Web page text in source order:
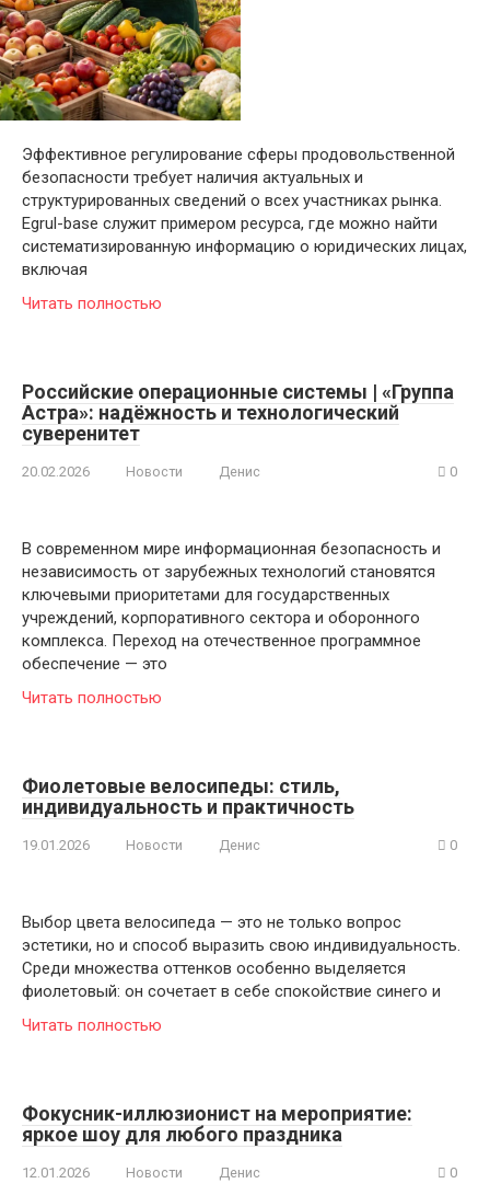
Эффективное регулирование сферы продовольственной
безопасности требует наличия актуальных и
структурированных сведений о всех участниках рынка.
Egrul-base служит примером ресурса, где можно найти
систематизированную информацию о юридических лицах,
включая
Читать полностью
Российские операционные системы | «Группа
Астра»: надёжность и технологический
суверенитет
20.02.2026 Новости Денис 0
В современном мире информационная безопасность и
независимость от зарубежных технологий становятся
ключевыми приоритетами для государственных
учреждений, корпоративного сектора и оборонного
комплекса. Переход на отечественное программное
обеспечение — это
Читать полностью
Фиолетовые велосипеды: стиль,
индивидуальность и практичность
19.01.2026 Новости Денис 0
Выбор цвета велосипеда — это не только вопрос
эстетики, но и способ выразить свою индивидуальность.
Среди множества оттенков особенно выделяется
фиолетовый: он сочетает в себе спокойствие синего и
Читать полностью
Фокусник-иллюзионист на мероприятие:
яркое шоу для любого праздника
12.01.2026 Новости Денис 0